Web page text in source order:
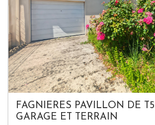
FAGNIERES PAVILLON DE
GARAGE ET TERRAIN